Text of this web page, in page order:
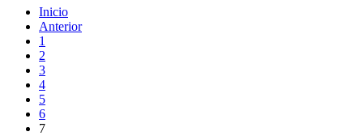
Inicio
Anterior
1
2
3
4
5
6
7